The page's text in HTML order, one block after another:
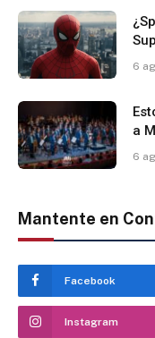
6
a
6
Mantente en
Facebook
Instagram